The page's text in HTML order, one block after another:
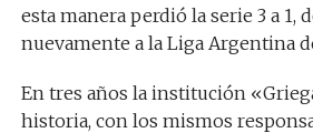
esta manera perdió la serie 3 a 1,
nuevamente a la Liga Argentina
En tres años la institución
historia, con los mismos